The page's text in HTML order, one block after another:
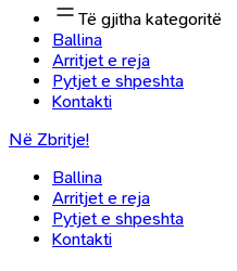
Të gjitha kategoritë
Ballina
Arritjet e reja
Pytjet e shpeshta
Kontakti
Në Zbritje!
Ballina
Arritjet e reja
Pytjet e shpeshta
Kontakti